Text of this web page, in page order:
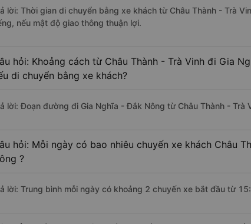
lời: Thời gian di chuyển bằng xe khách từ Châu Thành - Trà
nếu mật độ giao thông thuận lợi.
hỏi: Khoảng cách từ Châu Thành - Trà Vinh đi Gia
di chuyển bằng xe khách?
lời: Đoạn đường đi Gia Nghĩa - Đắk Nông từ Châu Thành - Trà
hỏi: Mỗi ngày có bao nhiêu chuyến xe khách Châu
?
lời: Trung bình mỗi ngày có khoảng 2 chuyến xe bắt đầu từ